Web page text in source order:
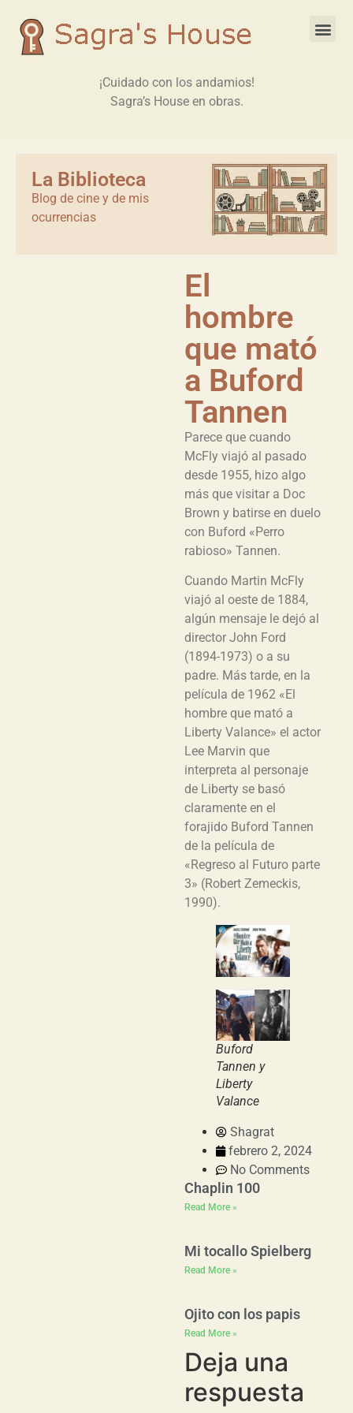
¡Cuidado con los andamios!
Sagra’s House en obras.
La Biblioteca
Blog de cine y de mis
ocurrencias
El
hombre
que mató
a Buford
Tannen
Parece que cuando
McFly viajó al pasado
desde 1955, hizo algo
más que visitar a Doc
Brown y batirse en duelo
con Buford «Perro
rabioso» Tannen.
Cuando Martin McFly
viajó al oeste de 1884,
algún mensaje le dejó al
director John Ford
(1894-1973) o a su
padre. Más tarde, en la
película de 1962 «El
hombre que mató a
Liberty Valance» el actor
Lee Marvin que
interpreta al personaje
de Liberty se basó
claramente en el
forajido Buford Tannen
de la película de
«Regreso al Futuro parte
3» (Robert Zemeckis,
1990).
Buford
Tannen y
Liberty
Valance
Shagrat
febrero 2, 2024
No Comments
Chaplin 100
Read More »
Mi tocallo Spielberg
Read More »
Ojito con los papis
Read More »
Deja una
respuesta